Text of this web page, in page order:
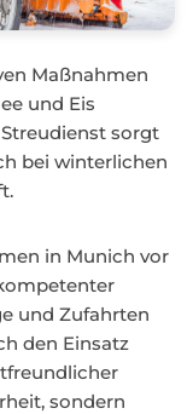
Maßnahmen
und Eis
sorgt
bei winterlichen
in Munich vor
und Zufahrten
den Einsatz
sondern